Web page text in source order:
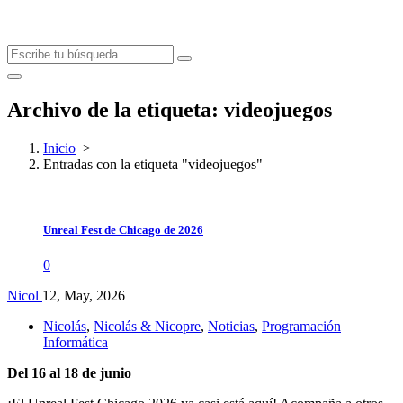
Archivo de la etiqueta: videojuegos
Inicio >
Entradas con la etiqueta "videojuegos"
Unreal Fest de Chicago de 2026
0
Nicol 12, May, 2026
Nicolás, Nicolás & Nicopre, Noticias, Programación
Informática
Del 16 al 18 de junio